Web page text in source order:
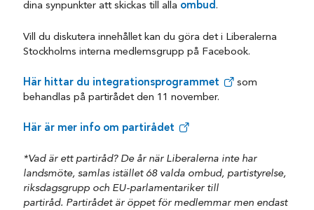
dina synpunkter att skickas till alla ombud.
Vill du diskutera innehållet kan du göra det i Liberalerna
Stockholms interna medlemsgrupp på Facebook.
Här hittar du integrationsprogrammet
som
behandlas på partirådet den 11 november.
Här är mer info om partirådet
*Vad är ett partiråd? De år när Liberalerna inte har
landsmöte, samlas istället 68 valda ombud, partistyrelse,
riksdagsgrupp och EU-parlamentariker till
partiråd. Partirådet är öppet för medlemmar men endast